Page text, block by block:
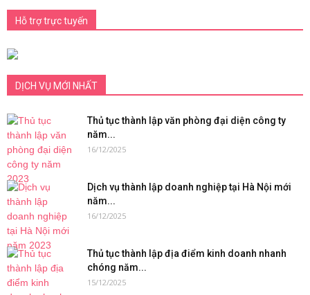
Hỗ trợ trực tuyến
DỊCH VỤ MỚI NHẤT
Thủ tục thành lập văn phòng đại diện công ty
năm...
16/12/2025
Dịch vụ thành lập doanh nghiệp tại Hà Nội mới
năm...
16/12/2025
Thủ tục thành lập địa điểm kinh doanh nhanh
chóng năm...
15/12/2025